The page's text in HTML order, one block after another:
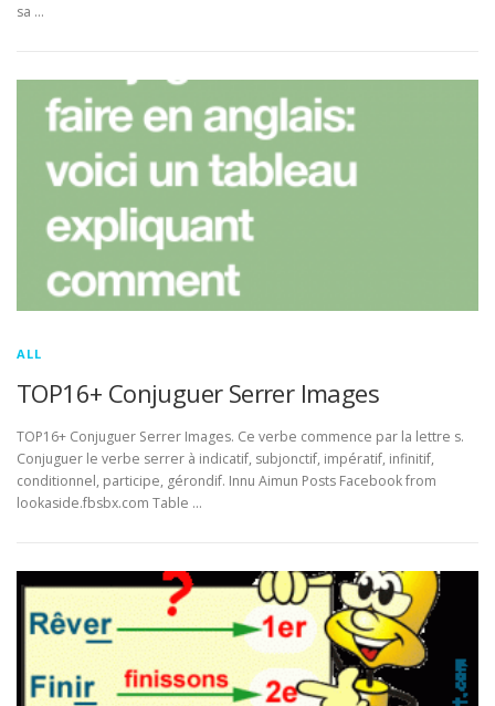
sa …
ALL
TOP16+ Conjuguer Serrer Images
TOP16+ Conjuguer Serrer Images. Ce verbe commence par la lettre s.
Conjuguer le verbe serrer à indicatif, subjonctif, impératif, infinitif,
conditionnel, participe, gérondif. Innu Aimun Posts Facebook from
lookaside.fbsbx.com Table …